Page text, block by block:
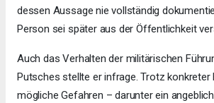
dessen Aussage nie vollständig
Person sei später aus der Öffentlichkeit
Auch das Verhalten der militärischen
Putsches stellte er infrage. Trotz konkreter
mögliche Gefahren – darunter ein